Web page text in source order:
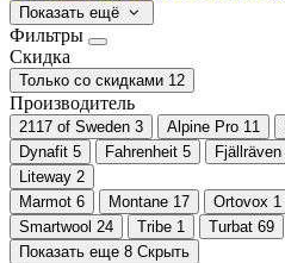
Показать ещё
Фильтры
Скидка
Только со cкидками 12
Производитель
2117 of Sweden 3 Alpine Pro 11
Dynafit 5 Fahrenheit 5 Fjällräven
Liteway 2
Marmot 6 Montane 17 Ortovox 1
Smartwool 24 Tribe 1 Turbat 69
Показать еще 8 Скрыть